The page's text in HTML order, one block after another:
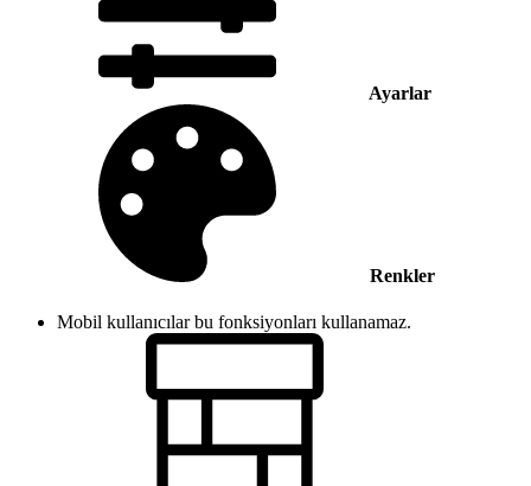
Ayarlar
Renkler
Mobil kullanıcılar bu fonksiyonları kullanamaz.